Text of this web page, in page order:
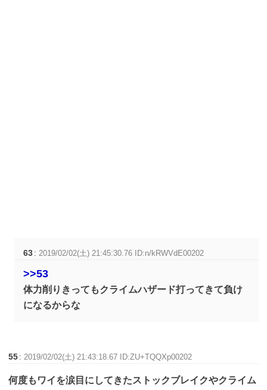
63 :2019/02/02(土) 21:45:30.76 ID:n/kRWVdE00202
>>53
体力削りきってもクライムハザード打ってきて負け
になるからな
55 :2019/02/02(土) 21:43:18.67 ID:ZU+TQQXp00202
何度もワイを涙目にしてきたストックブレイクやクライム